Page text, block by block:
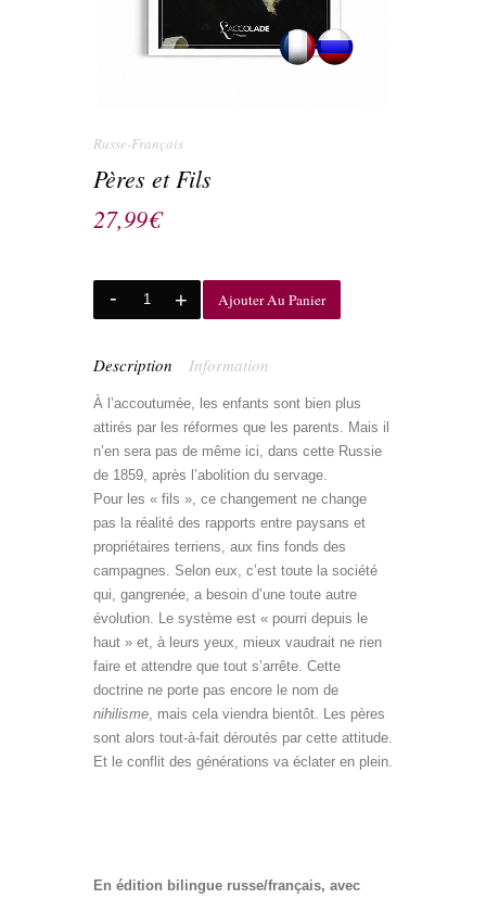
Russe-Français
Pères et Fils
27,99€
Ajouter Au Panier
Description Information
À l’accoutumée, les enfants sont bien plus
attirés par les réformes que les parents. Mais il
n’en sera pas de même ici, dans cette Russie
de 1859, après l’abolition du servage.
Pour les « fils », ce changement ne change
pas la réalité des rapports entre paysans et
propriétaires terriens, aux fins fonds des
campagnes. Selon eux, c’est toute la société
qui, gangrenée, a besoin d’une toute autre
évolution. Le système est « pourri depuis le
haut » et, à leurs yeux, mieux vaudrait ne rien
faire et attendre que tout s’arrête. Cette
doctrine ne porte pas encore le nom de
nihilisme , mais cela viendra bientôt. Les pères
sont alors tout-à-fait déroutés par cette attitude.
Et le conflit des générations va éclater en plein.
En édition bilingue russe/français, avec